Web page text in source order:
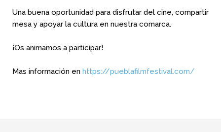
Una buena oportunidad para disfrutar del cine, compartir
mesa y apoyar la cultura en nuestra comarca.
¡Os animamos a participar!
Mas información en https://pueblafilmfestival.com/